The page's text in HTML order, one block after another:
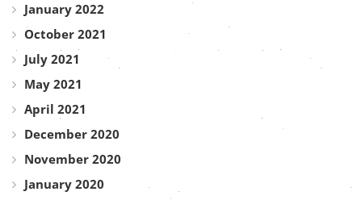
January 2022
October 2021
July 2021
May 2021
April 2021
December 2020
November 2020
January 2020